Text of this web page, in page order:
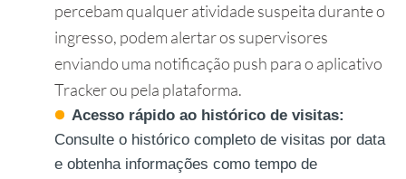
percebam qualquer atividade suspeita durante o
ingresso, podem alertar os supervisores
enviando uma notificação push para o aplicativo
Tracker ou pela plataforma.
Acesso rápido ao histórico de visitas:
Consulte o histórico completo de visitas por data
e obtenha informações como tempo de